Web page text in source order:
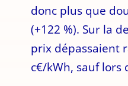
donc plus que
(+122 %). Sur la
prix dépassaient
c€/kWh, sauf lors